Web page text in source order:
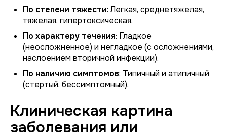
По степени тяжести: Легкая, среднетяжелая,
тяжелая, гипертоксическая.
По характеру течения: Гладкое
(неосложненное) и негладкое (с осложнениями,
наслоением вторичной инфекции).
По наличию симптомов: Типичный и атипичный
(стертый, бессимптомный).
Клиническая картина
заболевания или